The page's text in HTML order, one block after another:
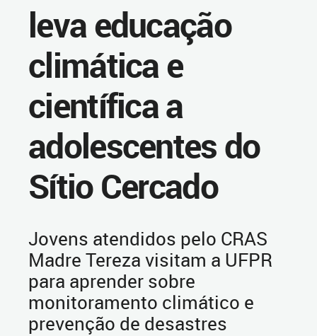
leva educação
climática e
científica a
adolescentes do
Sítio Cercado
Jovens atendidos pelo CRAS
Madre Tereza visitam a UFPR
para aprender sobre
monitoramento climático e
prevenção de desastres